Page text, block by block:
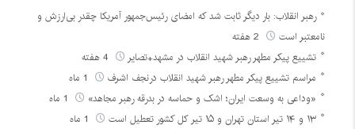
رهبر انقلاب: بار دیگر ثابت شد که امضای رئیس‌جمهور آمریکا چقدر بی‌ارزش و
نامعتبر است
تشییع پیکر مطهر رهبر شهید انقلاب در مشهد+تصایر
مراسم تشییع پیکر مطهر رهبر شهید انقلاب درنجف اشرف
«وداعی به وسعت ایران؛ اشک و حماسه در بدرقه رهبر مجاهد»
۱۳ و ۱۴ تیر استان تهران و ۱۵ تیر کل کشور تعطیل است